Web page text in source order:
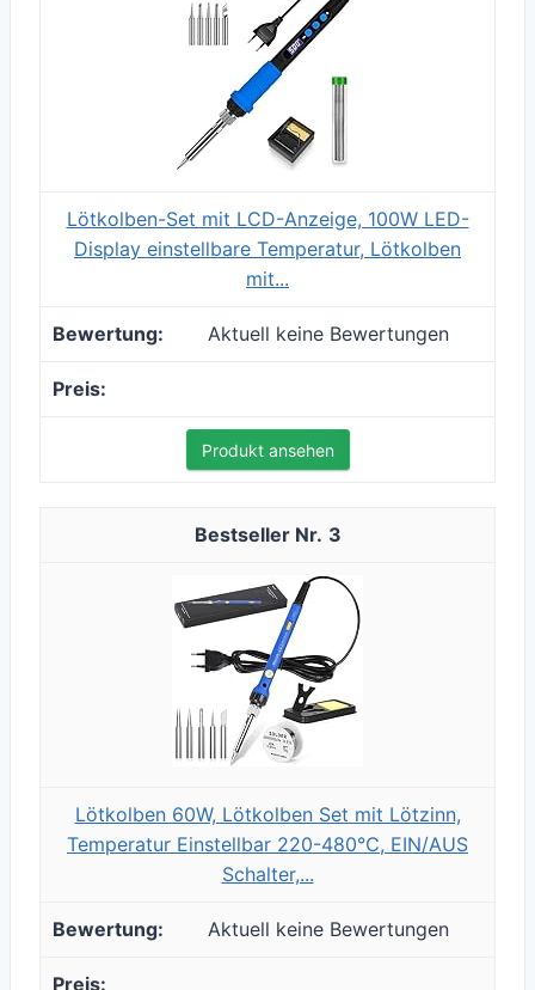
Lötkolben-Set mit LCD-Anzeige, 100W LED-
Display einstellbare Temperatur, Lötkolben
mit...
Aktuell keine Bewertungen
Produkt ansehen
3
Lötkolben 60W, Lötkolben Set mit Lötzinn,
Temperatur Einstellbar 220-480℃, EIN/AUS
Schalter,...
Aktuell keine Bewertungen